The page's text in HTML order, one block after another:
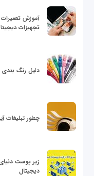
آموزش تعمیرات
تجهیزات
دلیل رنگ بندی
چطور تبلیغات
دیجیتال